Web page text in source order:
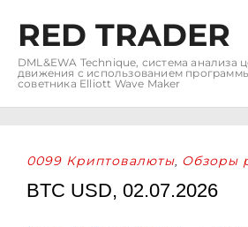
RED TRADER
DML&EWA Technique, система анализа
движения с использованием
советника Elliott Wave Maker
0099 Криптовалюты, Обзоры
BTC USD, 02.07.2026